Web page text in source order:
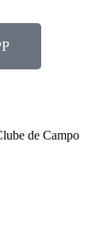
de Campo